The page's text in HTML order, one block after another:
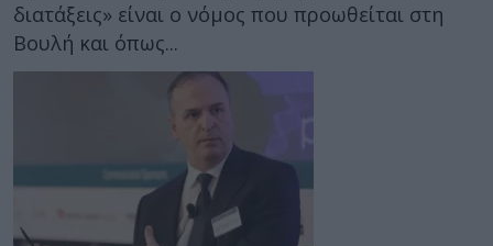
διατάξεις» είναι ο νόμος που προωθείται στη
Βουλή και όπως...